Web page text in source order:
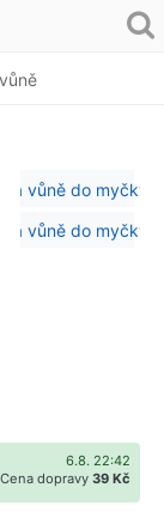
6.8. 22:42
Cena dopravy 39 Kč